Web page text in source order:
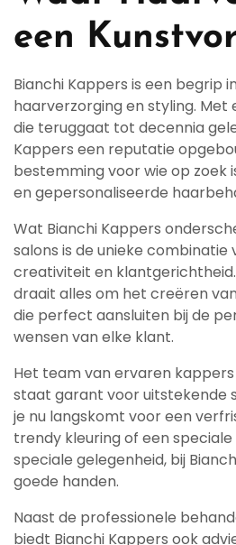
een
Bianchi Kappers is een begrip
haarverzorging en styling. Met
die teruggaat tot decennia
Kappers een reputatie
bestemming voor wie op zoek
en gepersonaliseerde
Wat Bianchi Kappers
salons is de unieke combinatie
creativiteit en klantgerichtheid.
draait alles om het creëren
die perfect aansluiten bij de
wensen van elke klant.
Het team van ervaren kappers
staat garant voor uitstekende
je nu langskomt voor een
trendy kleuring of een
speciale gelegenheid, bij
goede handen.
Naast de professionele
biedt Bianchi Kappers ook